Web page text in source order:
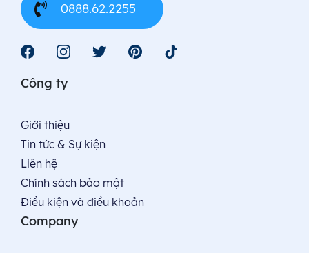
0888.62.2255
Công ty
Giới thiệu
Tin tức & Sự kiện
Liên hệ
Chính sách bảo mật
Điều kiện và điều khoản
Company